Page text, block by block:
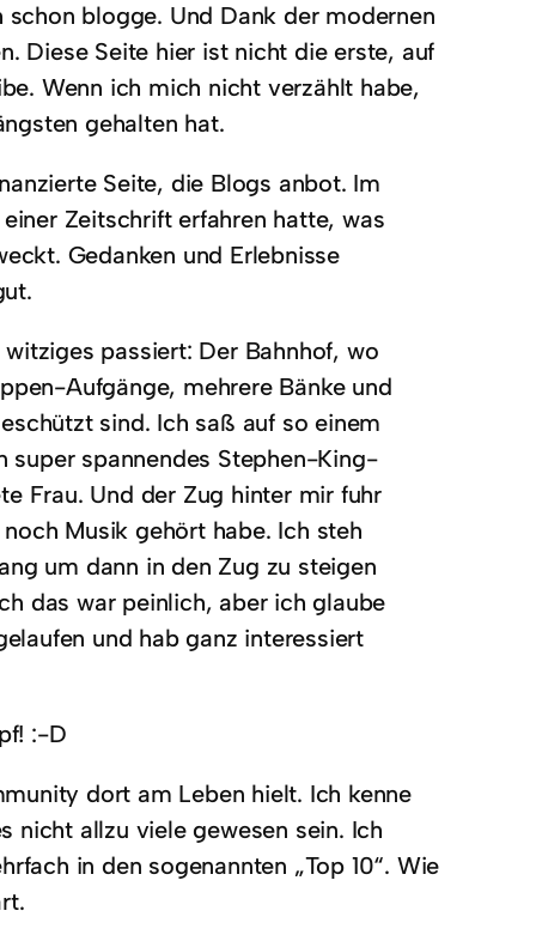
blogge. Und Dank der modernen
Diese Seite hier ist nicht die erste, auf
Wenn ich mich nicht verzählt habe,
gehalten hat.
Seite, die Blogs anbot. Im
Zeitschrift erfahren hatte, was
Gedanken und Erlebnisse
passiert: Der Bahnhof, wo
Aufgänge, mehrere Bänke und
sind. Ich saß auf so einem
super spannendes Stephen-King-
Frau. Und der Zug hinter mir fuhr
Musik gehört habe. Ich steh
um dann in den Zug zu steigen
das war peinlich, aber ich glaube
und hab ganz interessiert
:-D
dort am Leben hielt. Ich kenne
nicht allzu viele gewesen sein. Ich
in den sogenannten „Top 10“. Wie